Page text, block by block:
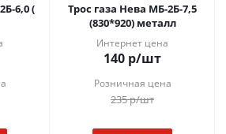
6,0 (
Трос газа Нева МБ-2Б-7,5
(830*920) металл
Интернет цена
140 р/шт
Розничная цена
235р/шт